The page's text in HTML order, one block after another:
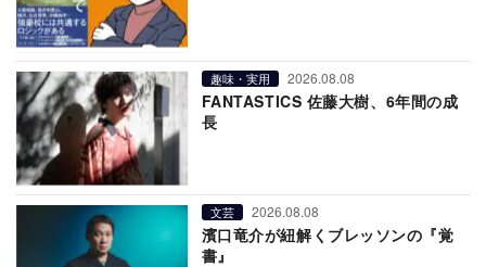
趣味・実用 2026.08.08
FANTASTICS 佐藤大樹、6年間の成
長
文芸 2026.08.08
濱口竜介が紐解くブレッソンの『覚
書』